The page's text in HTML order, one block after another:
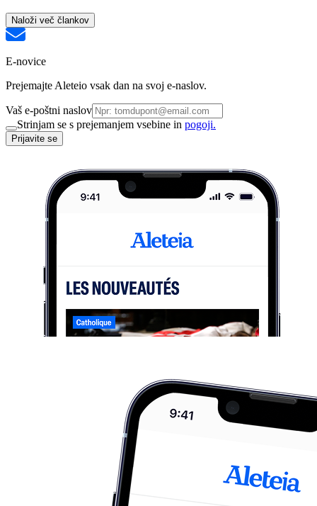
Naloži več člankov
E-novice
Prejemajte Aleteio vsak dan na svoj e-naslov.
Vaš e-poštni naslov
Strinjam se s prejemanjem vsebine in pogoji.
Prijavite se